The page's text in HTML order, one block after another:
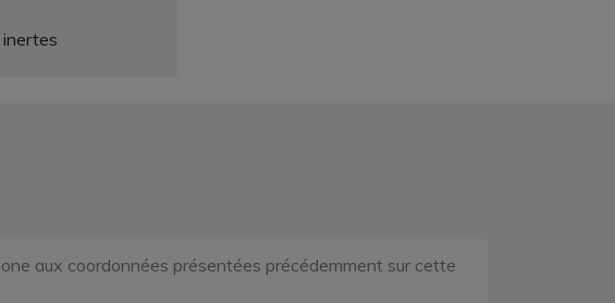
aux coordonnées présentées précédemment sur cette